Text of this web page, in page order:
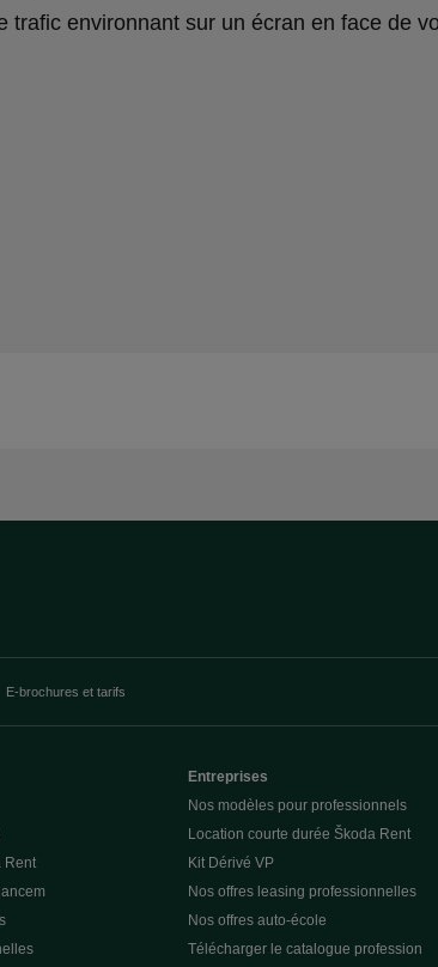
trafic environnant sur un écran en face de
E-brochures et tarifs
Rent
Entreprises
Nos modèles pour professionnels
Location courte durée Škoda Rent
Kit Dérivé VP
Nos offres leasing professionnelles
Nos offres auto-école
Télécharger le catalogue profession